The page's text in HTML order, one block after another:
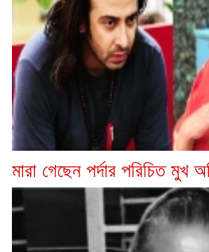
মারা গেছেন পর্দার পরিচিত মুখ